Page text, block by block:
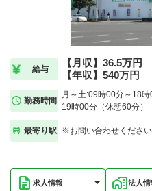
給与
【月収】36.5万円
【年収】540万円
勤務時間
月～土:09時00分～18
19時00分（休憩60分）
最寄り駅 ※お問い合わせください
求人情報 法人情